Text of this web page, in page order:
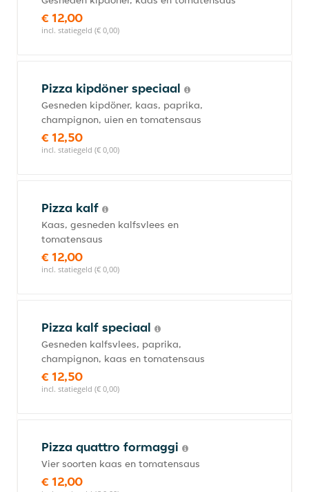
€ 12,00
incl. statiegeld (€ 0,00)
Pizza kipdöner speciaal
Gesneden kipdöner, kaas, paprika,
champignon, uien en tomatensaus
€ 12,50
incl. statiegeld (€ 0,00)
Pizza kalf
Kaas, gesneden kalfsvlees en
tomatensaus
€ 12,00
incl. statiegeld (€ 0,00)
Pizza kalf speciaal
Gesneden kalfsvlees, paprika,
champignon, kaas en tomatensaus
€ 12,50
incl. statiegeld (€ 0,00)
Pizza quattro formaggi
Vier soorten kaas en tomatensaus
€ 12,00